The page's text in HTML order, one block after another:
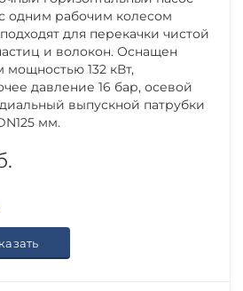
с одним рабочим колесом
для перекачки чистой
и волокон. Оснащен
мощностью 132 кВт,
давление 16 бар, осевой
выпускной патрубки
мм.